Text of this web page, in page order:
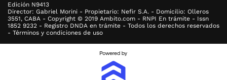
Edición N9413
Director: Gabriel Morini - Propietario: Nefir S.A. - Domicilio: Olleros
3551, CABA - Copyright © 2019 Ambito.com - RNPI En trámite - Issn
1852 9232 - Registro DNDA en trámite - Todos los derechos reservados
- Términos y condiciones de uso